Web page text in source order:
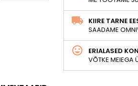
KIIRE TARNE
SAADAME
ERIALASED
VÕTKE MEIEGA